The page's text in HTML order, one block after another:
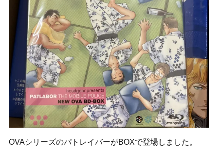
OVAシリーズのパトレイバーがBOXで登場しました。